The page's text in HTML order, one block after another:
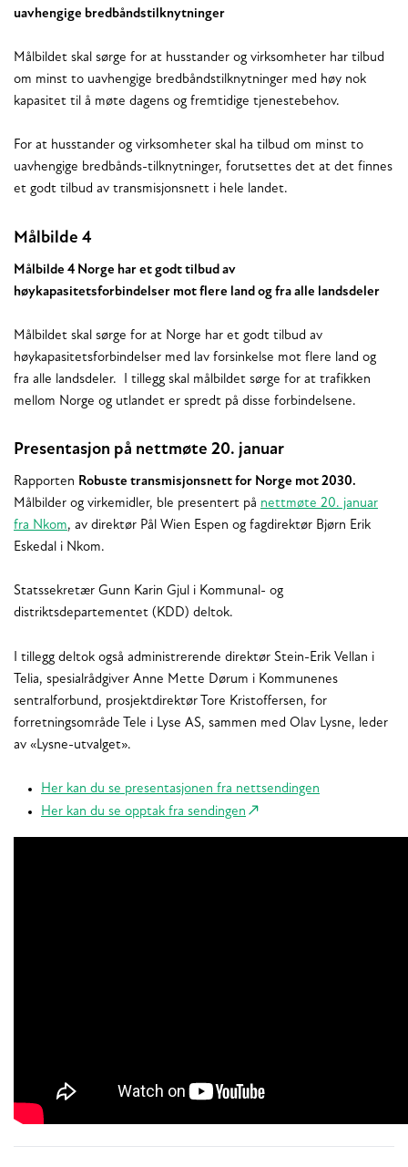
uavhengige bredbåndstilknytninger
Målbildet skal sørge for at husstander og virksomheter har tilbud
om minst to uavhengige bredbåndstilknytninger med høy nok
kapasitet til å møte dagens og fremtidige tjenestebehov.
For at husstander og virksomheter skal ha tilbud om minst to
uavhengige bredbånds-tilknytninger, forutsettes det at det finnes
et godt tilbud av transmisjonsnett i hele landet.
Målbilde 4
Målbilde 4 Norge har et godt tilbud av
høykapasitetsforbindelser mot flere land og fra alle landsdeler
Målbildet skal sørge for at Norge har et godt tilbud av
høykapasitetsforbindelser med lav forsinkelse mot flere land og
fra alle landsdeler. I tillegg skal målbildet sørge for at trafikken
mellom Norge og utlandet er spredt på disse forbindelsene.
Presentasjon på nettmøte 20. januar
Rapporten Robuste transmisjonsnett for Norge mot 2030.
Målbilder og virkemidler, ble presentert på nettmøte 20. januar
fra Nkom, av direktør Pål Wien Espen og fagdirektør Bjørn Erik
Eskedal i Nkom.
Statssekretær Gunn Karin Gjul i Kommunal- og
distriktsdepartementet (KDD) deltok.
I tillegg deltok også administrerende direktør Stein-Erik Vellan i
Telia, spesialrådgiver Anne Mette Dørum i Kommunenes
sentralforbund, prosjektdirektør Tore Kristoffersen, for
forretningsområde Tele i Lyse AS, sammen med Olav Lysne, leder
av «Lysne-utvalget».
Her kan du se presentasjonen fra nettsendingen
Her kan du se opptak fra sendingen